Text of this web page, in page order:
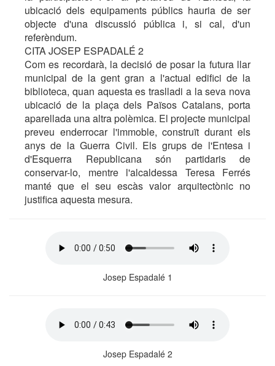
ubicació dels equipaments públics hauria de ser
objecte d'una discussió pública i, si cal, d'un
referèndum.
CITA JOSEP ESPADALÉ 2
Com es recordarà, la decisió de posar la futura llar
municipal de la gent gran a l'actual edifici de la
biblioteca, quan aquesta es traslladi a la seva nova
ubicació de la plaça dels Països Catalans, porta
aparellada una altra polèmica. El projecte municipal
preveu enderrocar l'immoble, construït durant els
anys de la Guerra Civil. Els grups de l'Entesa i
d'Esquerra Republicana són partidaris de
conservar-lo, mentre l'alcaldessa Teresa Ferrés
manté que el seu escàs valor arquitectònic no
justifica aquesta mesura.
Josep Espadalé 1
Josep Espadalé 2